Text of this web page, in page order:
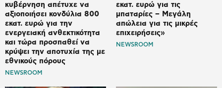
κυβέρνηση απέτυχε να
αξιοποιήσει κονδύλια 800
εκατ. ευρώ για την
ενεργειακή ανθεκτικότητα
και τώρα προσπαθεί να
κρύψει την αποτυχία της με
εθνικούς πόρους
NEWSROOM
εκατ. ευρώ για τις
μπαταρίες – Μεγάλη
απώλεια για τις μικρές
επιχειρήσεις»
NEWSROOM